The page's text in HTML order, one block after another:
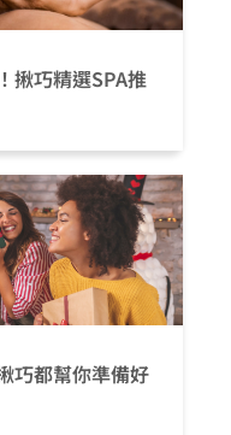
揪巧精選SPA推
巧都幫你準備好